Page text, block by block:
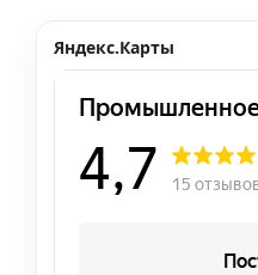
Яндекс.Карты